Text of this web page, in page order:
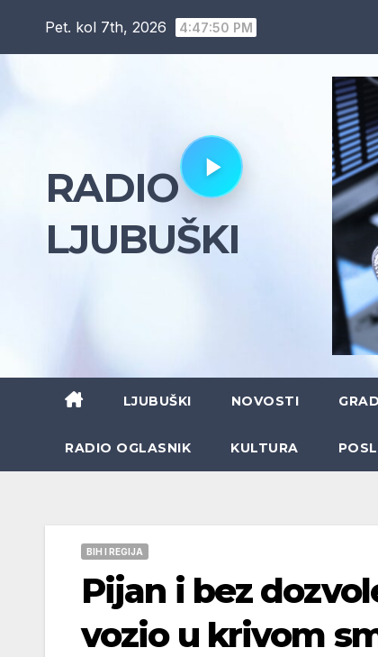
Pet. kol 7th, 2026 4:47:51 PM
RADIO
LJUBUŠKI
LJUBUŠKI NOVOSTI
RADIO OGLASNIK KULTURA
BIH I REGIJA
Pijan i bez
vozio u krivom